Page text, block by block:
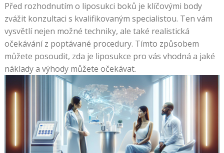
popředí
je
hrací
pole
ve
rámu
takových
Před rozhodnutím o liposukci boků je klíčovými body
zvážit konzultaci s kvalifikovaným specialistou. Ten vám
vysvětlí nejen možné techniky, ale také realistická
očekávání z poptávané procedury. Tímto způsobem
můžete posoudit, zda je liposukce pro vás vhodná a jaké
náklady a výhody můžete očekávat.